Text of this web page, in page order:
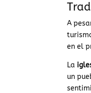
A
en el
La
un